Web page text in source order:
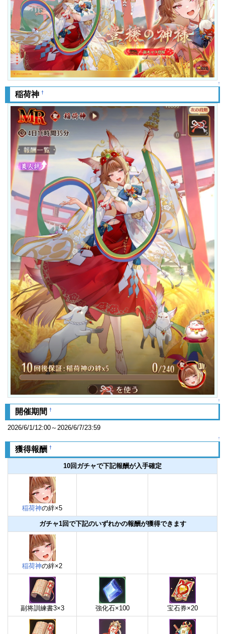
↑
稲荷神 †
↑
開催期間 †
2026/6/1/12:00～2026/6/7/23:59
↑
獲得報酬 †
10回ガチャで下記報酬が入手確定
稲荷神の絆×5
ガチャ1回で下記のいずれかの報酬が獲得できます
稲荷神の絆×2
副将訓練書3×3 強化石×100 宝石券×20